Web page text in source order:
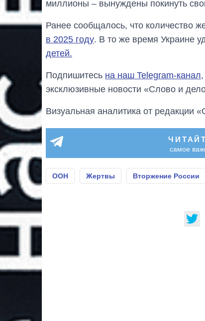
миллионы – вынуждены покинуть
Ранее сообщалось, что количество
в 2025 году. В то же время Украине
детей.
Подпишитесь на наш Telegram-канал
эксклюзивные новости «Слово и
Визуальная аналитика от редакции
самое
ООН Жертвы Вторжение России